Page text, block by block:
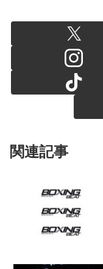
関連記事